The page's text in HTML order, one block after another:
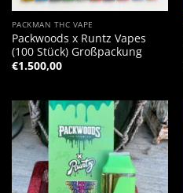
PACKMAN THC VAPE
Packwoods x Runtz Vapes
(100 Stück) Großpackung
€1.500,00